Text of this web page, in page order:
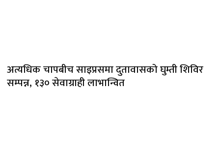
अत्यधिक चापबीच साइप्रसमा दुतावासको घुम्ती शिविर
सम्पन्न, १३० सेवाग्राही लाभान्वित